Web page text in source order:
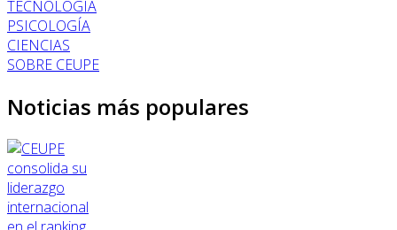
TECNOLOGÍA
PSICOLOGÍA
CIENCIAS
SOBRE CEUPE
Noticias más populares